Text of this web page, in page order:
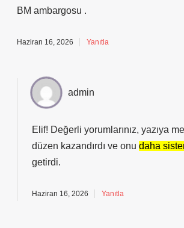
BM ambargosu .
Haziran 16, 2026 Yanıtla
admin
Elif! Değerli yorumlarınız, yazıya
düzen kazandırdı ve onu daha
getirdi.
Haziran 16, 2026 Yanıtla